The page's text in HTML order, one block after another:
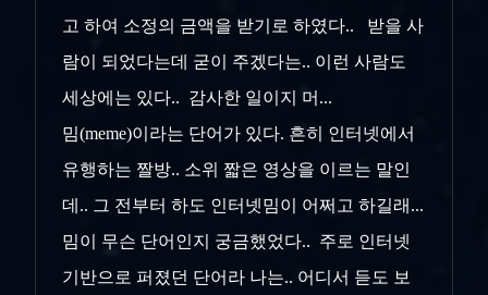
고 하여 소정의 금액을 받기로 하였다.. 받을 사
람이 되었다는데 굳이 주겠다는.. 이런 사람도
세상에는 있다.. 감사한 일이지 머...
밈(meme)이라는 단어가 있다. 흔히 인터넷에서
유행하는 짤방.. 소위 짧은 영상을 이르는 말인
데.. 그 전부터 하도 인터넷밈이 어쩌고 하길래...
밈이 무슨 단어인지 궁금했었다.. 주로 인터넷
기반으로 퍼졌던 단어라 나는.. 어디서 듣도 보